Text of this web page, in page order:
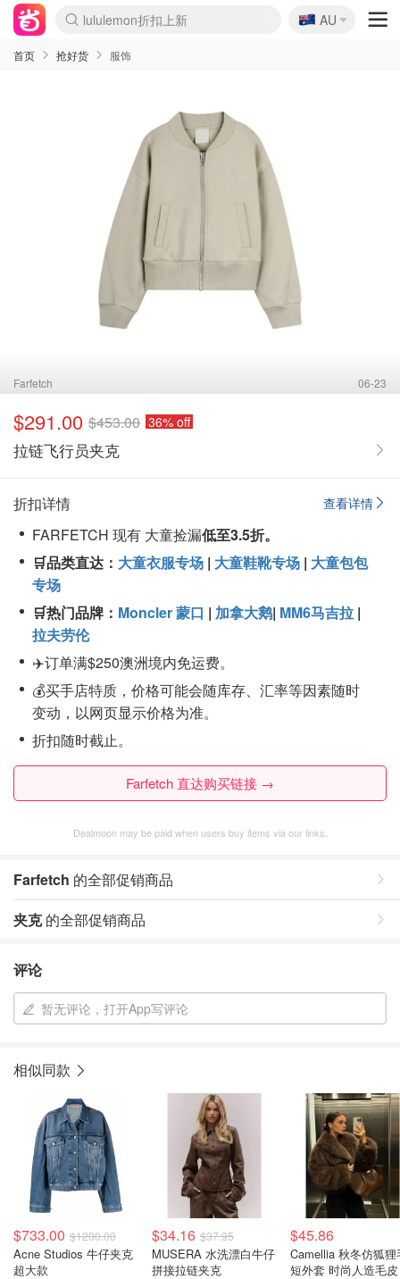
Sasa美妆护肤3.5折
SSENSE年中3折
FreshBeauty好价汇总
Cettire降价+叠9折
WWS Coles超市实拍
viagogo二手票捡漏
Myer超级周末1折
The Outnet奢牌1折起
David Jones 3折起
Flannels大牌1折
Perfumes Club护肤1折
AMIRO返校季6.2折
Amazon折扣汇总
eToro入金$200送$50
Amazon数码好物
ICONIC本周7.5折
ThedoubleF高奢地板价
Moose Knuckles 6折
丝芙兰5折起
EUFY官网3.7折起
Selenichast首饰2折
Trip机票酒店促销
YSL送5件彩妆礼
Amazon家居好物
Amazon美妆护肤
雅漾大喷$8
过敏原检测盒$33
伊索独家赠50ml沐浴露
科颜氏清仓3折
SEALIFE海洋馆门票6折
丝塔芙大白罐$16
订阅Newsletter送香薰
Cult Beauty 6.8折
Harrods圣诞日历2.3折
LN-CC奢牌私促3折
d'Alba空姐喷雾$16
EVE LOM套装逆天2折
Bernardelli独家4折
Adore Beauty 6折起
CT圣诞日历
Mytheresa奢品2.7折
Luxury Escapes 9折
Currentbody美容仪9折
MOON Garden Live
ALLSAINTS美衣3折
Roborock扫地机3.7折
Tingo Life水杯$24
Valentino官网5折
CR洗发护发6.3折
修丽可套装7.4折
Myer彩妆2件7折
GANNI官网4.5折
Stylevana韩妆4折
Tessabit高奢8.5折
OGX洗护4折
Amazon阿德莱德次日达
卡诗8.5折+赠礼
Philips Hue灯具8折
🇦🇺
AU
首页 抢好货 服饰
Farfetch 06-23
$291.00 $453.00 36% off
拉链飞行员夹克
查看详情
折扣详情
FARFETCH 现有 大童捡漏低至3.5折。
🛒品类直达： 大童衣服专场 | 大童鞋靴专场 | 大童包包
专场
🛒热门品牌： Moncler 蒙口 | 加拿大鹅| MM6马吉拉 |
拉夫劳伦
✈️订单满$250澳洲境内免运费。
💰买手店特质，价格可能会随库存、汇率等因素随时
变动，以网页显示价格为准。
折扣随时截止。
Farfetch 直达购买链接 →
Dealmoon may be paid when users buy items via our links.
Farfetch 的全部促销商品
夹克的全部促销商品
评论
暂无评论，打开App写评论
相似同款
$733.00 $1200.00
Acne Studios 牛仔夹克
超大款
$34.16 $37.95
MUSERA 水洗漂白牛仔
拼接拉链夹克
$45.86
Camellia 秋冬仿狐狸
短外套 时尚人造毛皮